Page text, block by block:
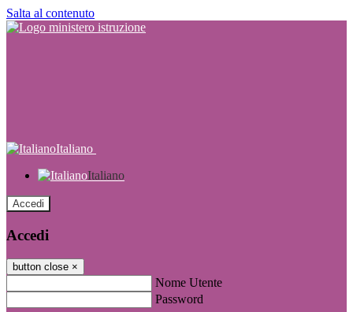
Salta al contenuto
Italiano
Italiano
Accedi
Accedi
button close ×
Nome Utente
Password